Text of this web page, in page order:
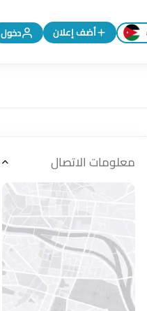
تغيير اللغة إلى الإنجليزية
أضف إعلان دخول
معلومات الاتصال